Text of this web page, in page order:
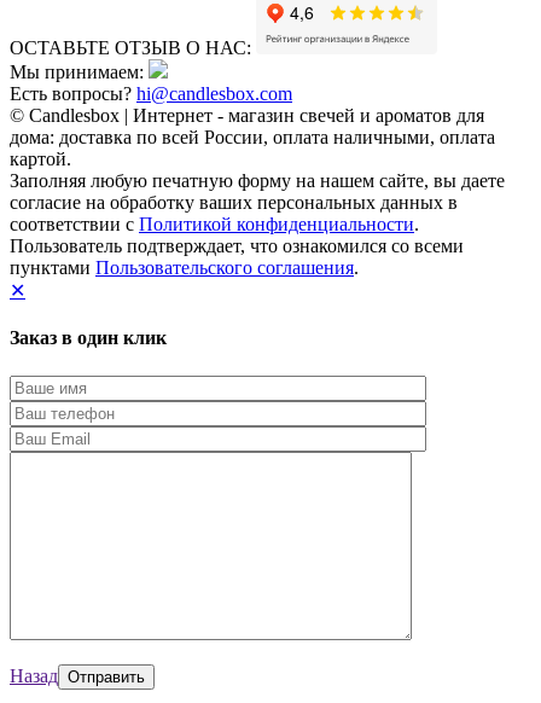
ОСТАВЬТЕ ОТЗЫВ О НАС:
Мы принимаем:
Есть вопросы? hi@candlesbox.com
© Candlesbox | Интернет - магазин свечей и ароматов для
дома: доставка по всей России, оплата наличными, оплата
картой.
Заполняя любую печатную форму на нашем сайте, вы даете
согласие на обработку ваших персональных данных в
соответствии с Политикой конфиденциальности.
Пользователь подтверждает, что ознакомился со всеми
пунктами Пользовательского соглашения.
✕
Заказ в один клик
Назад